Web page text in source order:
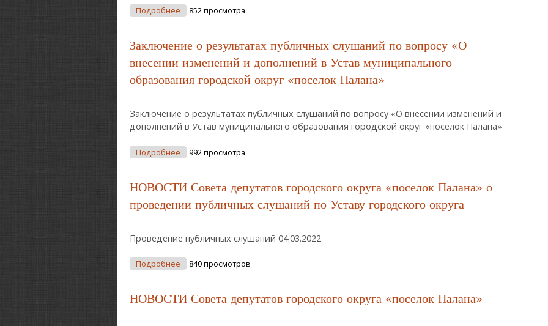
Подробнее О НОВОСТИ Совета Депутатов Городского Округа «поселок Палана»
852 просмотра
Заключение о результатах публичных слушаний по вопросу «О
внесении изменений и дополнений в Устав муниципального
образования городской округ «поселок Палана»
Заключение о результатах публичных слушаний по вопросу «О внесении изменений и
дополнений в Устав муниципального образования городской округ «поселок Палана»
Подробнее О Заключение О Результатах Публичных Слушаний По Вопросу «О Внесении Изменений И
992 просмотра
НОВОСТИ Совета депутатов городского округа «поселок Палана» о
проведении публичных слушаний по Уставу городского округа
Проведение публичных слушаний 04.03.2022
Подробнее О НОВОСТИ Совета Депутатов Городского Округа «поселок Палана» О Проведении Публичных
840 просмотров
НОВОСТИ Совета депутатов городского округа «поселок Палана»